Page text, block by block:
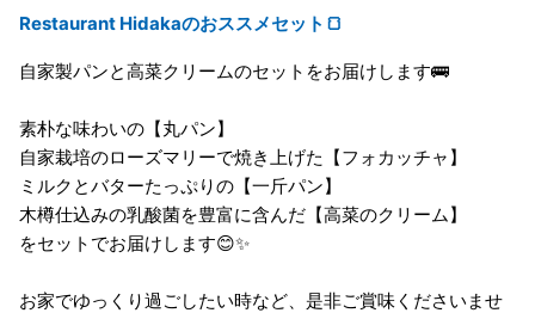
Restaurant Hidakaのおススメセット🍞
自家製パンと高菜クリームのセットをお届けします🚌
素朴な味わいの【丸パン】
自家栽培のローズマリーで焼き上げた【フォカッチャ】
ミルクとバターたっぷりの【一斤パン】
木樽仕込みの乳酸菌を豊富に含んだ【高菜のクリーム】
をセットでお届けします😊✨
お家でゆっくり過ごしたい時など、是非ご賞味くださいませ